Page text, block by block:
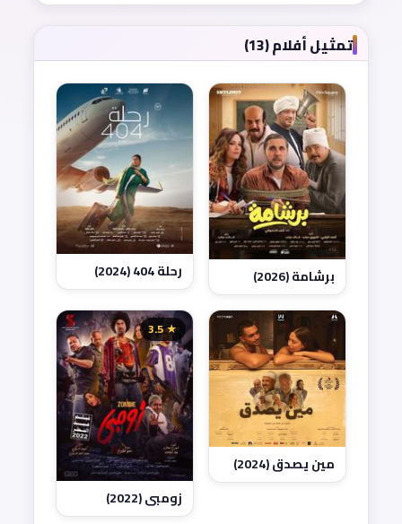
تمثيل أفلام (13)
برشامة (2026) رحلة 404 (2024)
مين يصدق (2024)
★ 3.5
زومبي (2022)